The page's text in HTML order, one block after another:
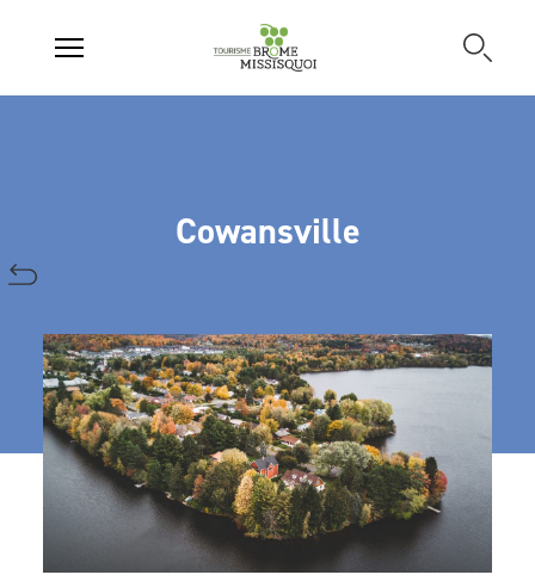
Cowansville